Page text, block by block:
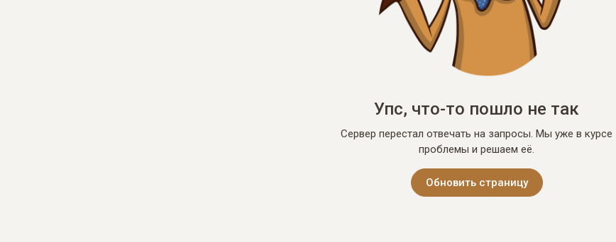
Упс, что-то пошло не так
Сервер перестал отвечать на запросы. Мы уже в курсе
проблемы и решаем её.
Обновить страницу